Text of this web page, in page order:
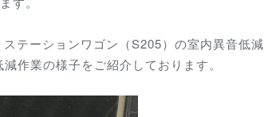
テーションワゴン（S205）の室内異音低
作業の様子をご紹介しております。